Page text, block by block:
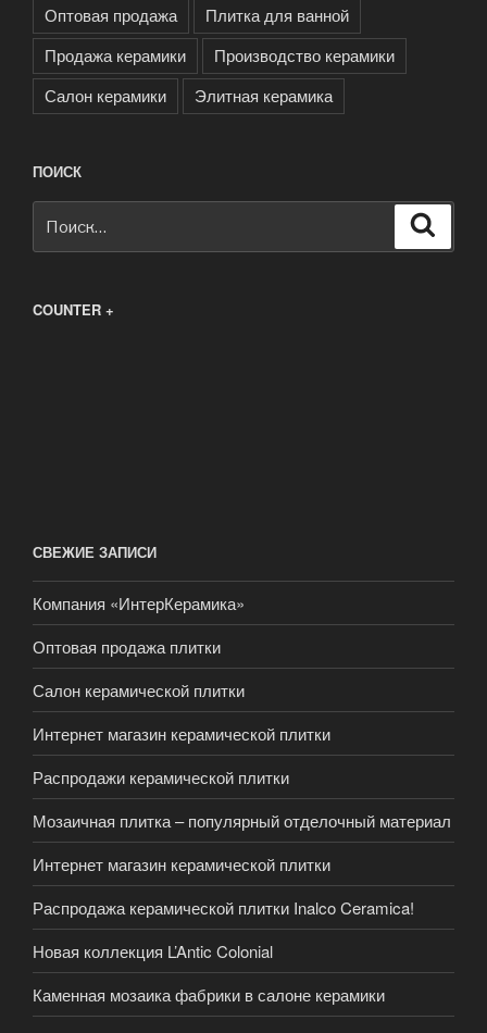
Оптовая продажа
Плитка для ванной
Продажа керамики
Производство керамики
Салон керамики
Элитная керамика
ПОИСК
COUNTER +
СВЕЖИЕ ЗАПИСИ
Компания «ИнтерКерамика»
Оптовая продажа плитки
Салон керамической плитки
Интернет магазин керамической плитки
Распродажи керамической плитки
Мозаичная плитка – популярный отделочный материал
Интернет магазин керамической плитки
Распродажа керамической плитки Inalco Ceramica!
Новая коллекция L’Antic Colonial
Каменная мозаика фабрики в салоне керамики